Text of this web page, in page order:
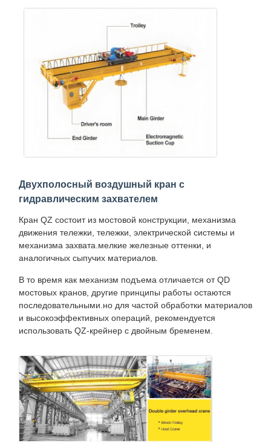
Двухполосный воздушный кран с
гидравлическим захвателем
Кран QZ состоит из мостовой конструкции, механизма
движения тележки, тележки, электрической системы и
механизма захвата.мелкие железные оттенки, и
аналогичных сыпучих материалов.
В то время как механизм подъема отличается от QD
мостовых кранов, другие принципы работы остаются
последовательными.но для частой обработки материалов
и высокоэффективных операций, рекомендуется
использовать QZ-крейнер с двойным бременем.